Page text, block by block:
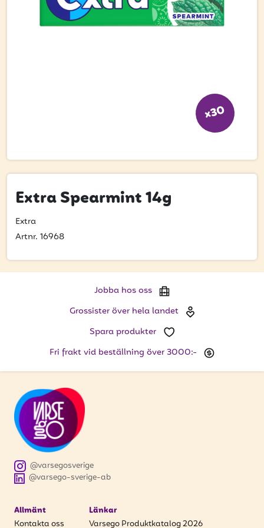
Hitta din grossist
Glassutbildningar
Ange din e-postadress nedan för att ta del av våra
PRENUMERERA
x30
Extra Spearmint 14g
Extra
Artnr. 16968
Jobba hos oss
Grossister över hela landet
Spara produkter
Fri frakt vid beställning över 3000:-
@varsego-sverige-ab
@varsegosverige
Allmänt
Kontakta oss
Länkar
Varsego Produktkatalog 2026